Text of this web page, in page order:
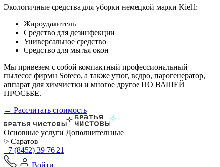
Экологичные средства для уборки немецкой марки Kiehl:
Жироудалитель
Средство для дезинфекции
Универсальное средство
Средство для мытья окон
Мы привезем с собой компактный профессиональный
пылесос фирмы Soteco, а также утюг, ведро, парогенератор,
аппарат для химчистки и многое другое ПО ВАШЕЙ
ПРОСЬБЕ.
→ Рассчитать стоимость
Основные услуги Дополнительные
Саратов
+7 (8452) 39 76 21
Войти